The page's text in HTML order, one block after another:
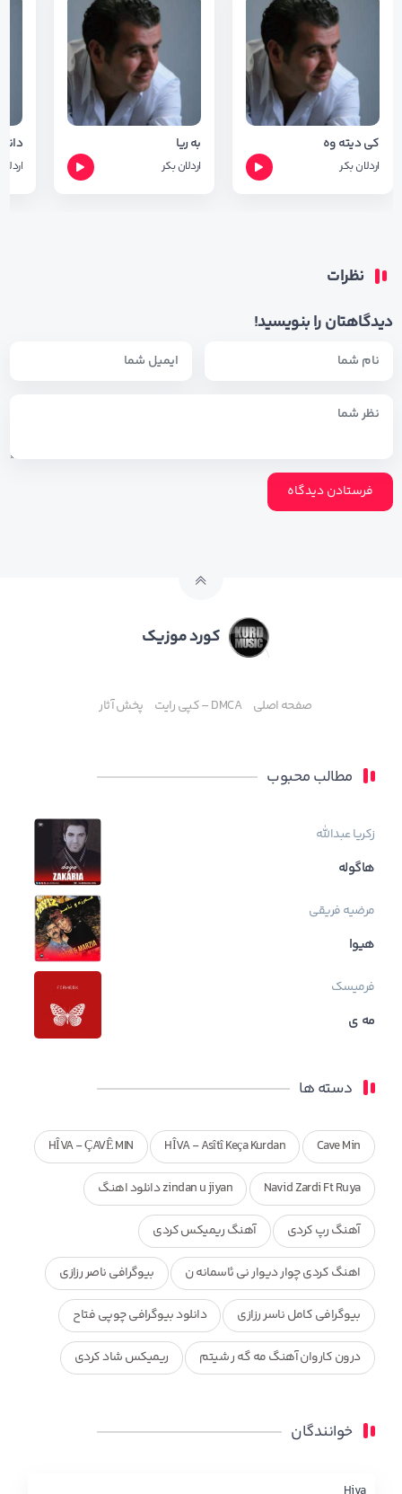
کی دیته وه
اردلان بکر
به ریا
اردلان بکر
نظرات
دیدگاهتان را بنویسید!
کورد موزیک
صفحه اصلی DMCA – کپی رایت پخش آثار
مطالب محبوب
زکریا عبدالله
هاگوله
مرضیه فریقی
هیوا
فرمیسک
مه ی
دسته ها
Cave Min
HÎVA - Asîtî Keça Kurdan
HÎVA - ÇAVÊ MIN
Navid Zardi Ft Ruya zindan u jiyan دانلود اهنگ
آهنگ رپ کردی آهنگ ریمیکس کردی
اهنگ کردی چوار دیوار نی ئاسمانه ن بیوگرافی ناصر رزازی
بیوگرافی کامل ناسر رزازی دانلود بیوگرافی چوپی فتاح
درون کاروان آهنگ مه گه ر شیتم ریمیکس شاد کردی
محمد جزا
چاو من
خوانندگان